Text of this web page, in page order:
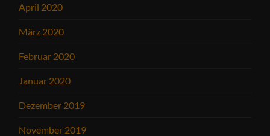
April 2020
März 2020
Februar 2020
Januar 2020
Dezember 2019
November 2019